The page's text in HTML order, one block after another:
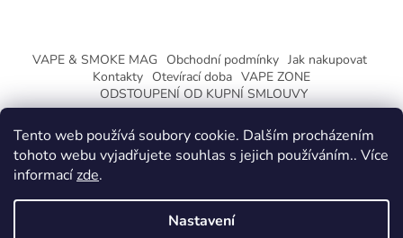
Tento web používá soubory cookie. Dalším procházením
tohoto webu vyjadřujete souhlas s jejich používáním.. Více
informacízde.
Nastavení
VAPE & SMOKE MAG Obchodní podmínky Jak nakupovat
Kontakty Otevírací doba VAPE ZONE
ODSTOUPENÍ OD KUPNÍ SMLOUVY